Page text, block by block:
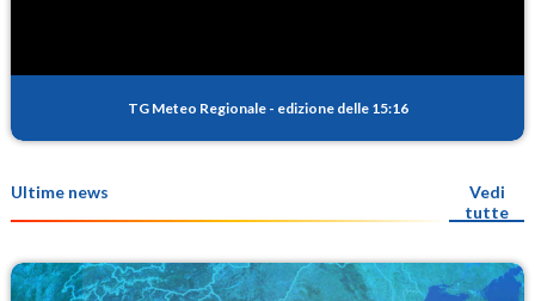
TG Meteo Regionale - edizione delle 15:16
Ultime news
Vedi
tutte